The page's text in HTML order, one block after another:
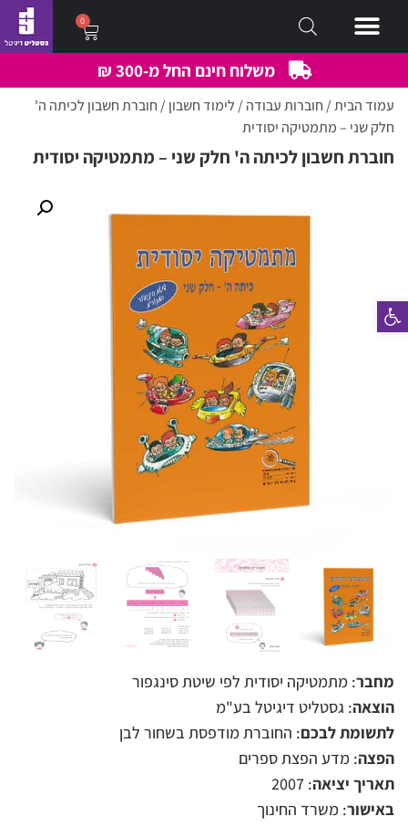
פתח סרגל נגישות
0
משלוח חינם החל מ-300 ₪
עמוד הבית/חוברות עבודה /לימוד חשבון / חוברת חשבון לכיתה ה'
חלק שני – מתמטיקה יסודית
חוברת חשבון לכיתה ה' חלק שני – מתמטיקה יסודית
מחבר: מתמטיקה יסודית לפי שיטת סינגפור
הוצאה: גסטליט דיגיטל בע"מ
לתשומת לבכם: החוברת מודפסת בשחור לבן
הפצה: מדע הפצת ספרים
תאריך יציאה: 2007
באישור: משרד החינוך